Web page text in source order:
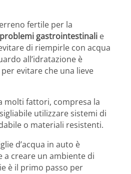
fertile per la
problemi gastrointestinali e
di riempirle con acqua
all’idratazione è
evitare che una lieve
molti fattori, compresa la
utilizzare sistemi di
o materiali resistenti.
d’acqua in auto è
a creare un ambiente di
è il primo passo per